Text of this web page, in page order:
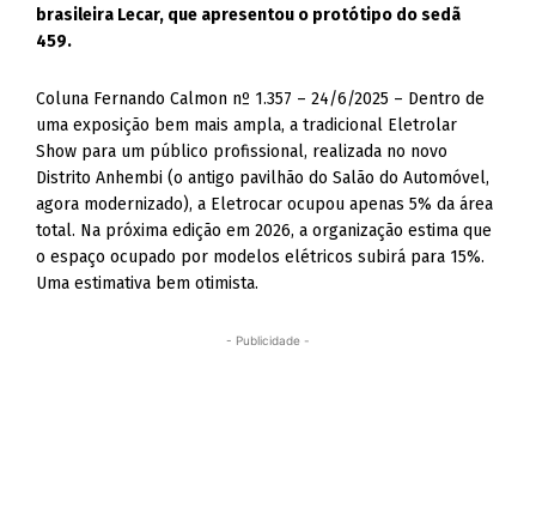
brasileira Lecar, que apresentou o protótipo do sedã
459.
Coluna Fernando Calmon nº 1.357 – 24/6/2025 – Dentro de
uma exposição bem mais ampla, a tradicional Eletrolar
Show para um público profissional, realizada no novo
Distrito Anhembi (o antigo pavilhão do Salão do Automóvel,
agora modernizado), a Eletrocar ocupou apenas 5% da área
total. Na próxima edição em 2026, a organização estima que
o espaço ocupado por modelos elétricos subirá para 15%.
Uma estimativa bem otimista.
- Publicidade -